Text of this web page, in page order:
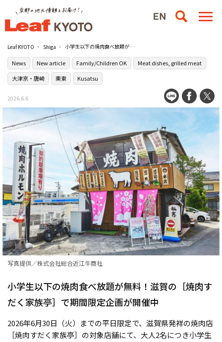
Leaf KYOTO Shiga 小学生以下の焼肉食べ放題が無料！滋賀の［焼肉すだく家族亭］で期間限定企画が開催中
News New article Family/Children OK
Meat dishes, grilled meat
大津京・唐崎
栗東 Kusatsu
2026.6.6
写真提供／株式会社総合近江牛商社
小学生以下の焼肉食べ放題が無料！滋賀の［焼肉す
だく家族亭］で期間限定企画が開催中
2026年6月30日（火）までの平日限定で、滋賀県発祥の焼肉店
［焼肉すだく家族亭］の対象店舗にて、大人2名につき小学生